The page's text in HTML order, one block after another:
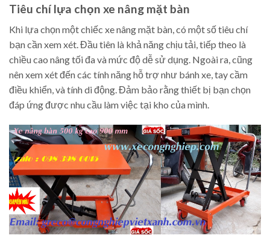
Tiêu chí lựa chọn xe nâng mặt bàn
Khi lựa chọn một chiếc xe nâng mặt bàn, có một số tiêu chí
bạn cần xem xét. Đầu tiên là khả năng chịu tải, tiếp theo là
chiều cao nâng tối đa và mức độ dễ sử dụng. Ngoài ra, cũng
nên xem xét đến các tính năng hỗ trợ như bánh xe, tay cầm
điều khiển, và tính di động. Đảm bảo rằng thiết bị bạn chọn
đáp ứng được nhu cầu làm việc tại kho của mình.